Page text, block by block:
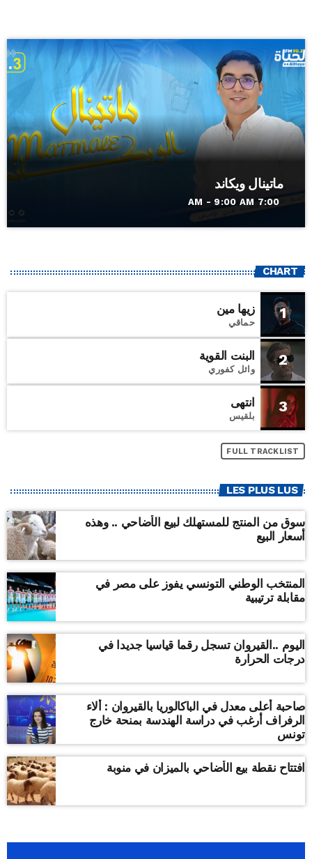
ماتينال ويكاند
7:00 AM - 9:00 AM
CHART
1 زيها مين
حماقي
2 البنت القوية
وائل كفوري
3 انتهى
بلقيس
FULL TRACKLIST
LES PLUS LUS
سوق من المنتج للمستهلك لبيع الأضاحي .. وهذه
أسعار البيع
المنتخب الوطني التونسي يفوز على مصر في
مقابلة ترتيبية
اليوم ..القيروان تسجل رقما قياسيا جديدا في
درجات الحرارة
صاحبة أعلى معدل في الباكالوريا بالقيروان : ألاء
الرفراف أرغب في دراسة الهندسة بمنحة خارج
تونس
افتتاح نقطة بيع الأضاحي بالميزان في منوبة